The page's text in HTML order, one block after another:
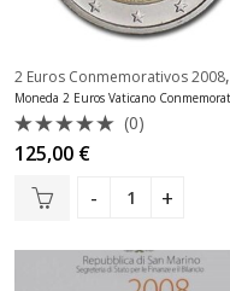
2 Euros Conmemorativos 2008,
Valorado
con
de
(0)
125,00 €